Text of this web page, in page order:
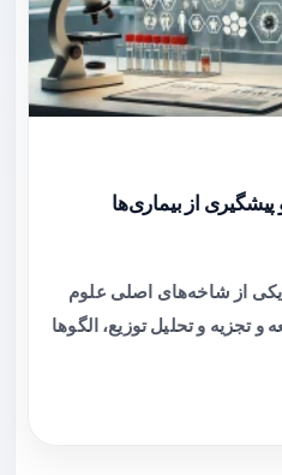
پیشگیری از بیماری‌ها
یکی از شاخه‌های اصلی علوم
تجزیه و تحلیل توزیع، الگوها